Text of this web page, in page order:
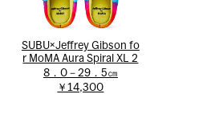
SUBU×Jeffrey Gibson fo
r MoMA Aura Spiral XL 2
8．0－29．5㎝
￥14,300